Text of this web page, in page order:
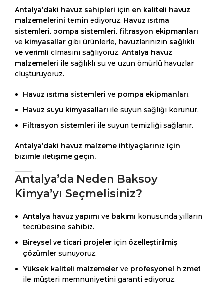
Antalya’daki havuz sahipleri için en kaliteli havuz
malzemelerini temin ediyoruz. Havuz ısıtma
sistemleri, pompa sistemleri, filtrasyon ekipmanları
ve kimyasallar gibi ürünlerle, havuzlarınızın sağlıklı
ve verimli olmasını sağlıyoruz. Antalya havuz
malzemeleri ile sağlıklı su ve uzun ömürlü havuzlar
oluşturuyoruz.
Havuz ısıtma sistemleri ve pompa ekipmanları.
Havuz suyu kimyasalları ile suyun sağlığı korunur.
Filtrasyon sistemleri ile suyun temizliği sağlanır.
Antalya’daki havuz malzeme ihtiyaçlarınız için
bizimle iletişime geçin.
Antalya’da Neden Baksoy
Kimya’yı Seçmelisiniz?
Antalya havuz yapımı ve bakımı konusunda yılların
tecrübesine sahibiz.
Bireysel ve ticari projeler için özelleştirilmiş
çözümler sunuyoruz.
Yüksek kaliteli malzemeler ve profesyonel hizmet
ile müşteri memnuniyetini garanti ediyoruz.